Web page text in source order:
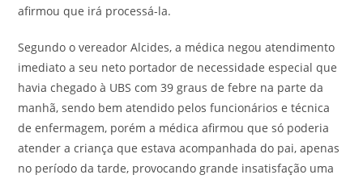
afirmou que irá processá-la.
Segundo o vereador Alcides, a médica negou atendimento
imediato a seu neto portador de necessidade especial que
havia chegado à UBS com 39 graus de febre na parte da
manhã, sendo bem atendido pelos funcionários e técnica
de enfermagem, porém a médica afirmou que só poderia
atender a criança que estava acompanhada do pai, apenas
no período da tarde, provocando grande insatisfação uma